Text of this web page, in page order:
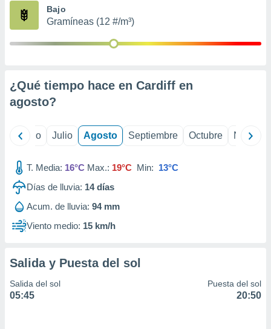
publicidad
1199
Bajo
Gramíneas (12 #/m³)
¿Qué tiempo hace en Cardiff en
agosto?
Junio Julio Agosto Septiembre Octubre
T. Media: 16°C Max.: 19°C Min: 13°C
Días de lluvia: 14días
Acum. de lluvia: 94 mm
Viento medio: 15 km/h
Salida y Puesta del sol
Salida del sol
05:45
Puesta del sol
20:50